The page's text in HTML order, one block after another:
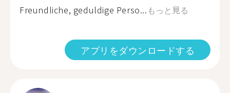
Freundliche, geduldige Perso... もっと見る
アプリをダウンロードする